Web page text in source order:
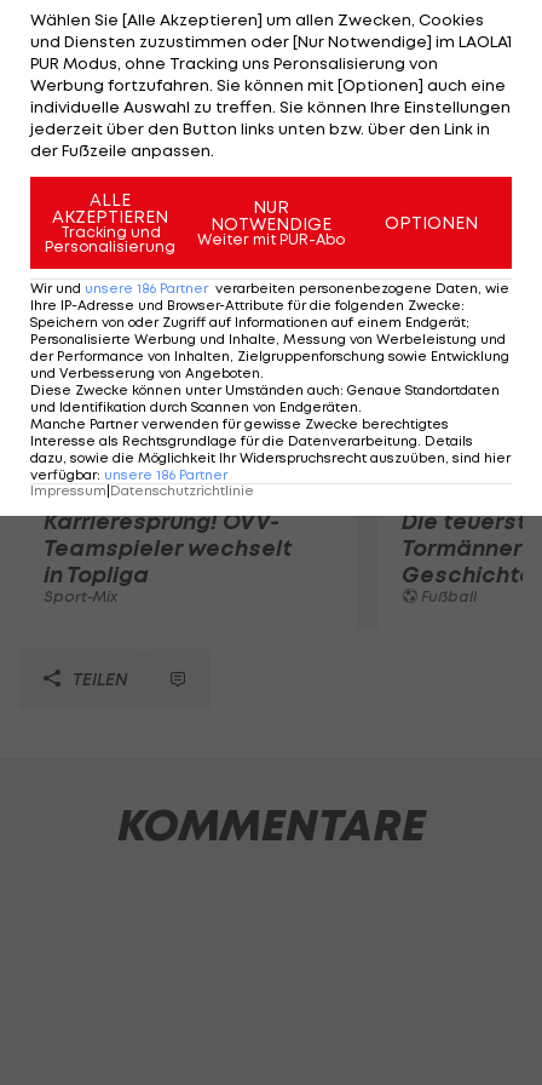
Springen mit der fünftbesten Laufzeit 4,3
Sekunden vor dem US-Amerikaner Todd Lodwick
duch. Der Japaner Akito Watabe komplettiert
das Podium (+34,4 Sek.). Christoph Bieler belegt
Platz vier (+46,3 Sek.), Mario Stecher wird Achter
(+1:03,2 Min.), Tomaz Druml Neunter (+1:19,2 Min.).
Mehr zum Thema
Karrieresprung! ÖVV-
Teamspieler wechselt
in Topliga
Sport-Mix
Die
Tormänner
Geschichte
Fußball
TEILEN
KOMMENTARE
Wählen Sie [Alle Akzeptieren] um allen Zwecken, Cookies
und Diensten zuzustimmen oder [Nur Notwendige] im LAOLA1
PUR Modus, ohne Tracking uns Peronsalisierung von
Werbung fortzufahren. Sie können mit [Optionen] auch eine
individuelle Auswahl zu treffen. Sie können Ihre Einstellungen
jederzeit über den Button links unten bzw. über den Link in
der Fußzeile anpassen.
ALLE
AKZEPTIEREN
Tracking und
Personalisierung
NUR
NOTWENDIGE
Weiter mit PUR-Abo
OPTIONEN
Wir und unsere 186 Partner verarbeiten personenbezogene Daten, wie
Ihre IP-Adresse und Browser-Attribute für die folgenden Zwecke:
Speichern von oder Zugriff auf Informationen auf einem Endgerät;
Personalisierte Werbung und Inhalte, Messung von Werbeleistung und
der Performance von Inhalten, Zielgruppenforschung sowie Entwicklung
und Verbesserung von Angeboten.
Diese Zwecke können unter Umständen auch: Genaue Standortdaten
und Identifikation durch Scannen von Endgeräten.
Manche Partner verwenden für gewisse Zwecke berechtigtes
Interesse als Rechtsgrundlage für die Datenverarbeitung. Details
dazu, sowie die Möglichkeit Ihr Widerspruchsrecht auszuüben, sind hier
verfügbar: unsere 186 Partner
Impressum Datenschutzrichtlinie